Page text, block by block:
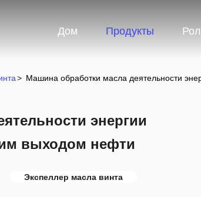
Дом Продукты
> Машина обработки масла деятельности
энергии
выходом нефти
Экспеллер масла винта